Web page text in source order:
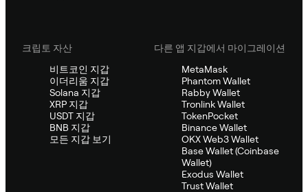
크립토 자산
비트코인 지갑
이더리움 지갑
Solana 지갑
XRP 지갑
USDT 지갑
BNB 지갑
모든 지갑 보기
다른 앱 지갑에서 마이그레이션
MetaMask
Phantom Wallet
Rabby Wallet
Tronlink Wallet
TokenPocket
Binance Wallet
OKX Web3 Wallet
Base Wallet (Coinbase
Wallet)
Exodus Wallet
Trust Wallet